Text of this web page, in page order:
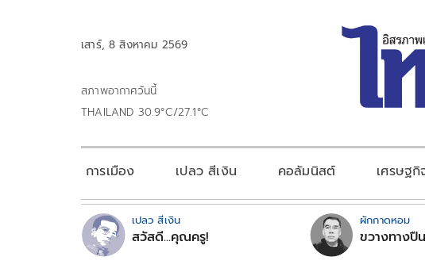
เสาร์, 8 สิงหาคม 2569
สภาพอากาศวันนี้
THAILAND 30.9°C/27.1°C
การเมือง เปลว สีเงิน คอลัมนิสต์ เศรษฐกิ
เปลว สีเงิน
สวัสดี...คุณครู!
ผักกาดหอม
ขวางทางปืน